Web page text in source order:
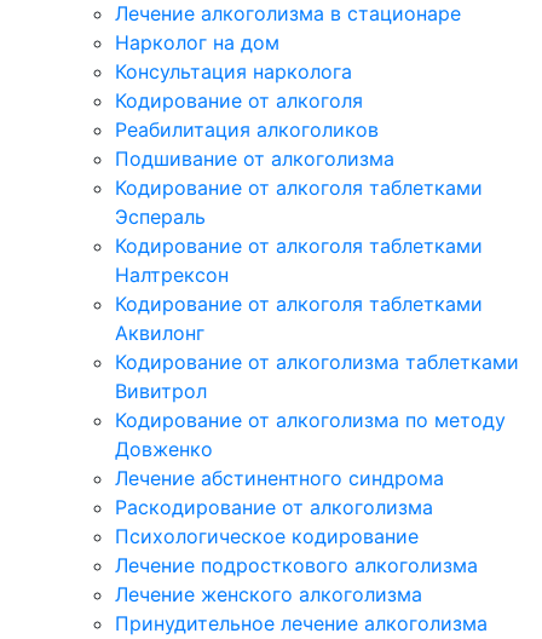
Лечение алкоголизма в стационаре
Нарколог на дом
Консультация нарколога
Кодирование от алкоголя
Реабилитация алкоголиков
Подшивание от алкоголизма
Кодирование от алкоголя таблетками
Эспераль
Кодирование от алкоголя таблетками
Налтрексон
Кодирование от алкоголя таблетками
Аквилонг
Кодирование от алкоголизма таблетками
Вивитрол
Кодирование от алкоголизма по методу
Довженко
Лечение абстинентного синдрома
Раскодирование от алкоголизма
Психологическое кодирование
Лечение подросткового алкоголизма
Лечение женского алкоголизма
Принудительное лечение алкоголизма